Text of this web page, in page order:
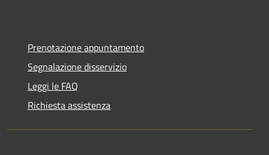
Prenotazione appuntamento
Segnalazione disservizio
Leggi le FAQ
Richiesta assistenza